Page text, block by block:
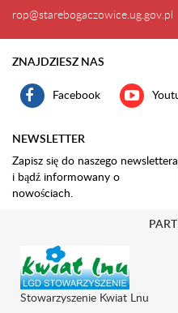
rop@starebogaczowice.ug.gov.pl
ZNAJDZIESZ NAS
Facebook
NEWSLETTER
Zapisz się do naszego newslettera
i bądź informowany o
nowościach.
Stowarzyszenie Kwiat Lnu